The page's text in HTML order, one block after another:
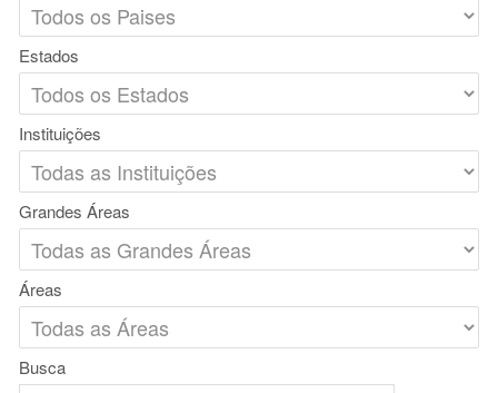
Estados
Instituições
Grandes Áreas
Áreas
Busca